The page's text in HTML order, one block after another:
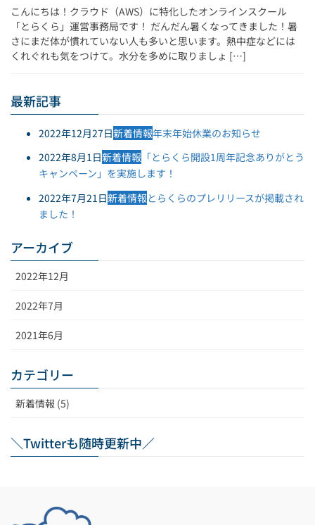
こんにちは！クラウド（AWS）に特化したオンラインスクール
「とらくら」運営事務局です！ だんだん暑くなってきました！暑
さにまだ体が慣れていない人も多いと思います。熱中症などには
くれぐれも気をつけて。水分を多めに取りましょ […]
最新記事
2022年12月27日新着情報年末年始休業のお知らせ
2022年8月1日新着情報 「とらくら開設1周年記念ありがとう
キャンペーン」を実施します！
2022年7月21日新着情報とらくらのプレリリースが掲載され
ました！
アーカイブ
2022年12月
2022年7月
2021年6月
カテゴリー
新着情報 (5)
＼Twitterも随時更新中／